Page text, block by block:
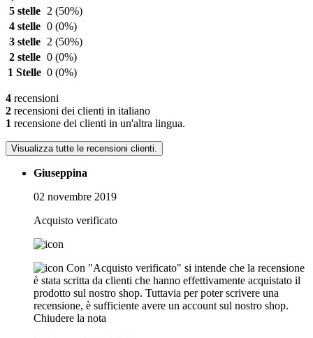
5 stelle
2 (50%)
4 stelle 0 (0%)
3 stelle
2 (50%)
2 stelle 0 (0%)
1 Stelle 0 (0%)
4 recensioni
2 recensioni dei clienti in italiano
1 recensione dei clienti in un'altra lingua.
Visualizza tutte le recensioni clienti.
Giuseppina
02 novembre 2019
Acquisto verificato
Con "Acquisto verificato" si intende che la recensione
è stata scritta da clienti che hanno effettivamente acquistato il
prodotto sul nostro shop. Tuttavia per poter scrivere una
recensione, è sufficiente avere un account sul nostro shop.
Chiudere la nota